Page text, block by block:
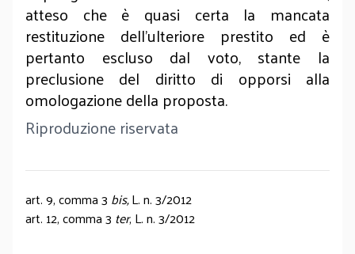
atteso che è quasi certa la mancata
restituzione dell’ulteriore prestito ed è
pertanto escluso dal voto, stante la
preclusione del diritto di opporsi alla
omologazione della proposta.
Riproduzione riservata
art. 9, comma 3 bis,L. n. 3/2012
art. 12, comma 3 ter, L. n. 3/2012